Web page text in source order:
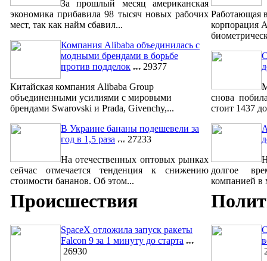
За прошлый месяц американская
экономика прибавила 98 тысяч новых рабочих
мест, так как найм сбавил...
Компания Alibaba объединилась с
модными брендами в борьбе
против подделок
29377
Китайская компания Alibaba Group
объединенными усилиями с мировыми
брендами Swarovski и Prada, Givenchy,...
В Украине бананы подешевели за
год в 1,5 раза
27233
На отечественных оптовых рынках
сейчас отмечается тенденция к снижению
стоимости бананов. Об этом...
Работающая
корпорация
снова
стоит 1437
долгое
компанией в
Происшествия
SpaceX отложила запуск ракеты
Falcon 9 за 1 минуту до старта
26930